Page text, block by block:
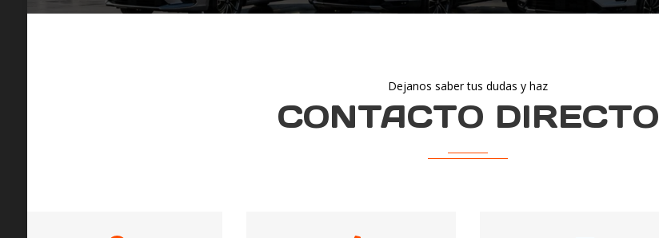
Dejanos saber tus dudas y haz
CONTACTO DIRECTO